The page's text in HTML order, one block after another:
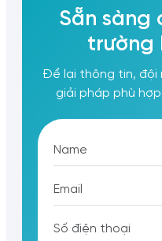
Sẵn sàng
trường
Để lại thông tin, đội
giải pháp phù